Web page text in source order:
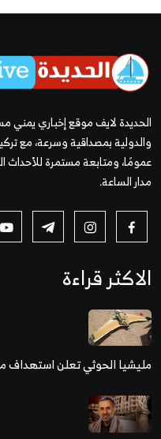
الحديدة لايف موقع إخباري يمني
والدولية بمصداقية وسرعة، مع
عمومًا، ومتابعة مستمرة للأحداث
مدار الساعة.
الاكثر قراءة
مليشيا الحوثي تعلن استهداف